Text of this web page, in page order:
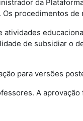
da
procedimentos
de subsidiar o
para versões
A